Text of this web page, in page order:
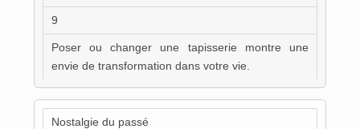
9
Poser ou changer une tapisserie montre une
envie de transformation dans votre vie.
Nostalgie du passé